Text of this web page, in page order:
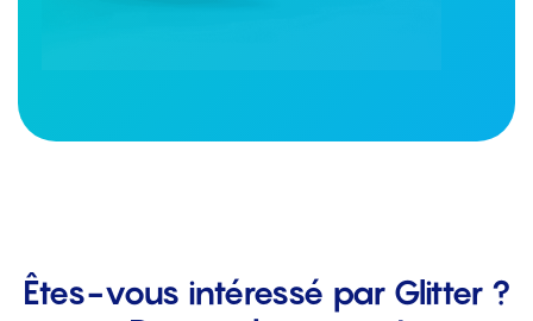
Êtes-vous intéressé par Glitter ?